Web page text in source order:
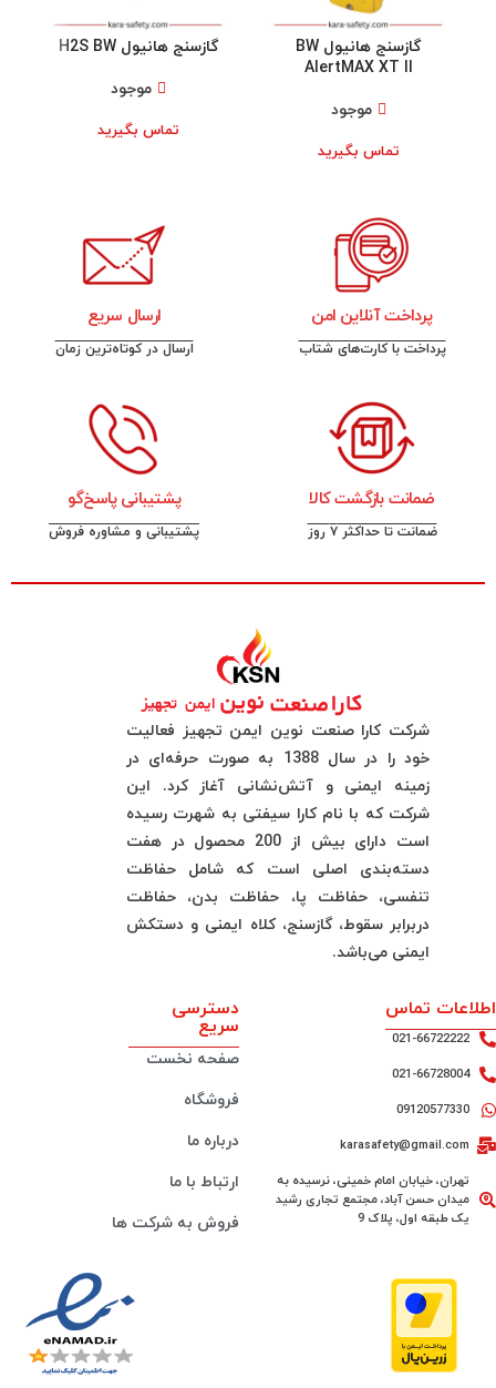
گازسنج هانیول BW
AlertMAX XT II
موجود
تماس بگیرید
گازسنج هانیول H2S BW
موجود
تماس بگیرید
پرداخت آنلاین امن
پرداخت با کارت‌های شتاب
ارسال سریع
ارسال در کوتاه‌ترین زمان
ضمانت بازگشت کالا
ضمانت تا حداکثر ۷ روز
پشتیبانی پاسخ‌گو
پشتیبانی و مشاوره فروش
شرکت کارا صنعت نوین ایمن تجهیز فعالیت
خود را در سال 1388 به صورت حرفه‌ای در
زمینه ایمنی و آتش‌نشانی آغاز کرد. این
شرکت که با نام کارا سیفتی به شهرت رسیده
است دارای بیش از 200 محصول در هفت
دسته‌بندی اصلی است که شامل حفاظت
تنفسی، حفاظت پا، حفاظت بدن، حفاظت
دربرابر سقوط، گازسنج، کلاه ایمنی و دستکش
ایمنی می‌باشد.
اطلاعات تماس
021-66722222
021-66728004
09120577330
karasafety@gmail.com
تهران، خیابان امام خمینی، نرسیده به
میدان حسن آباد، مجتمع تجاری رشید
یک طبقه اول، پلاک 9
دسترسی
سریع
صفحه نخست
فروشگاه
درباره ما
ارتباط با ما
فروش به شرکت ها